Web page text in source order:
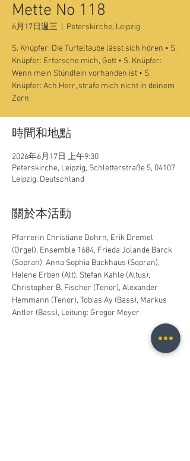
Mette No 118
6月17日週三 Peterskirche, Leipzig
S. Knüpfer: Die Turteltaube lässt sich hören • S.
Knüpfer: Erforsche mich, Gott • S. Knüpfer:
Wenn mein Stündlein vorhanden ist • S.
Knüpfer: Ach Herr, strafe mich nicht in deinem
Zorn
時間和地點
2026年6月17日 上午9:30
Peterskirche, Leipzig, Schletterstraße 5, 04107
Leipzig, Deutschland
關於本活動
Pfarrerin Christiane Dohrn, Erik Dremel
(Orgel), Ensemble 1684, Frieda Jolande Barck
(Sopran), Anna Sophia Backhaus (Sopran),
Helene Erben (Alt), Stefan Kahle (Altus),
Christopher B. Fischer (Tenor), Alexander
Hemmann (Tenor), Tobias Ay (Bass), Markus
Antler (Bass), Leitung: Gregor Meyer